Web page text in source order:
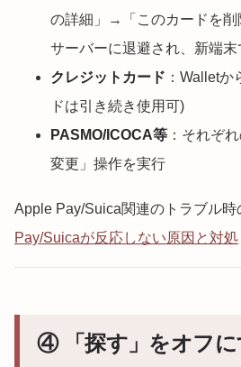
の詳細」→「このカードを
サーバーに退避され、新端
クレジットカード ：Wallet
ドは引き続き使用可)
PASMO/ICOCA等 ：それぞ
変更」操作を実行
Apple Pay/Suica関連のトラブル時
Pay/Suicaが反応しない原因と対処
④ 「探す」をオフに